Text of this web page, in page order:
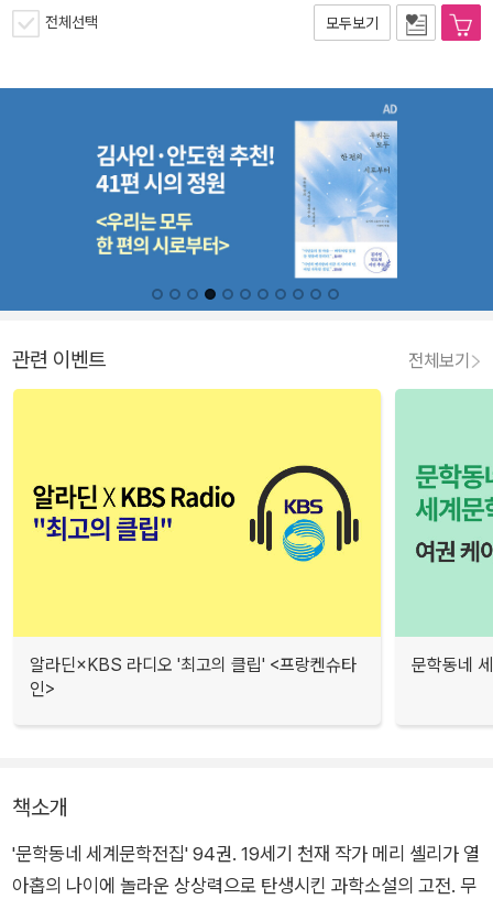
전체선택 모두보기
관련 이벤트 전체보기
알라딘×KBS 라디오 '최고의 클립' <프랑켄슈타
인>
문학동네
책소개
'문학동네 세계문학전집' 94권. 19세기 천재 작가 메리 셸리가 열
아홉의 나이에 놀라운 상상력으로 탄생시킨 과학소설의 고전. 무